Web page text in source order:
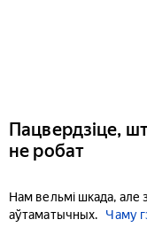
Пацвердзіце,
не робат
Нам вельмі шкада,
аўтаматычных.
Чаму